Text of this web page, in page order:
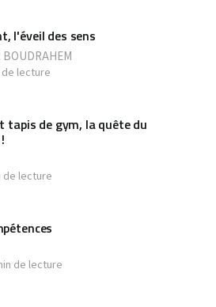
l'éveil des sens
BOUDRAHEM
de lecture
tapis de gym, la quête du
de lecture
de lecture